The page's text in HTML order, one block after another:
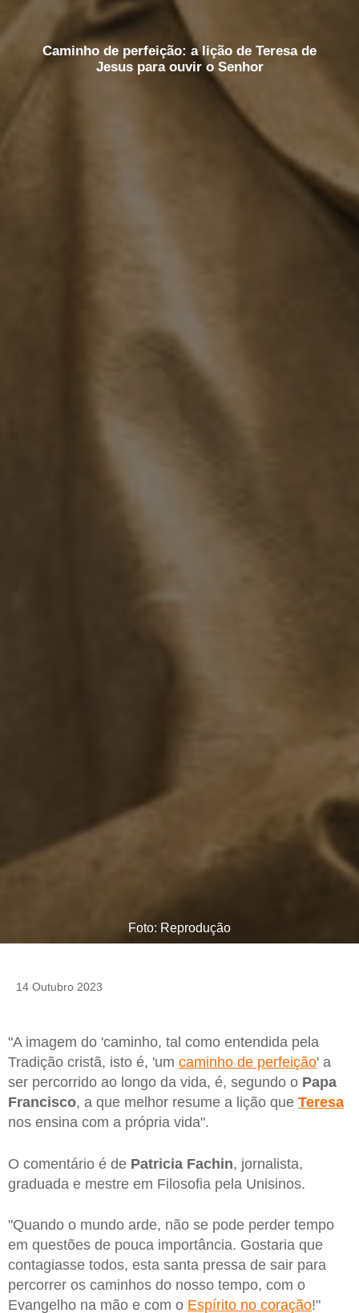
Caminho de perfeição: a lição de Teresa de
Jesus para ouvir o Senhor
Foto: Reprodução
14 Outubro 2023
"A imagem do 'caminho, tal como entendida pela
Tradição cristã, isto é, 'um caminho de perfeição' a
ser percorrido ao longo da vida, é, segundo o Papa
Francisco, a que melhor resume a lição que Teresa
nos ensina com a própria vida".
O comentário é de Patricia Fachin, jornalista,
graduada e mestre em Filosofia pela Unisinos.
"Quando o mundo arde, não se pode perder tempo
em questões de pouca importância. Gostaria que
contagiasse todos, esta santa pressa de sair para
percorrer os caminhos do nosso tempo, com o
Evangelho na mão e com o Espírito no coração!"